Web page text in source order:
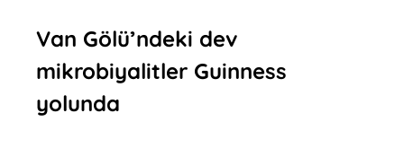
Van Gölü’ndeki dev
mikrobiyalitler Guinness
yolunda